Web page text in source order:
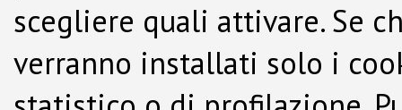
scegliere quali attivare. Se
verranno installati solo i